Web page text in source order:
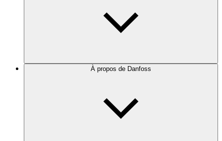
À propos de Danfoss